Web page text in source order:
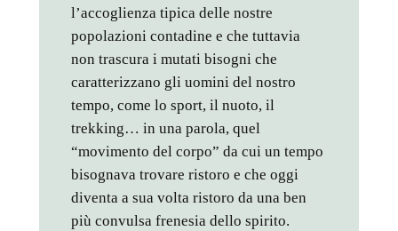
l’accoglienza tipica delle nostre
popolazioni contadine e che tuttavia
non trascura i mutati bisogni che
caratterizzano gli uomini del nostro
tempo, come lo sport, il nuoto, il
trekking… in una parola, quel
“movimento del corpo” da cui un tempo
bisognava trovare ristoro e che oggi
diventa a sua volta ristoro da una ben
più convulsa frenesia dello spirito.